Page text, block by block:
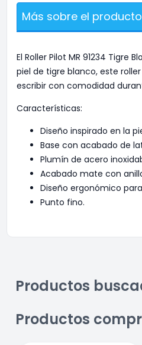
Más sobre el producto
El Roller Pilot MR 91234
piel de tigre blanco, este
escribir con comodidad
Características:
Diseño inspirado en la
Base con acabado de
Plumín de acero
Acabado mate con
Diseño ergonómico
Punto fino.
Productos
Productos